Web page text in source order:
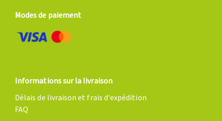
Modes de paiement
Informations sur la livraison
Délais de livraison et frais d'expédition
FAQ